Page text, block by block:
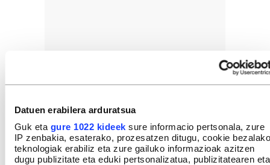
Datuen erabilera arduratsua
Guk eta gure 1022 kideek sure informacio pertsonala, zure
IP zenbakia, esaterako, prozesatzen ditugu, cookie bezalako
teknologiak erabiliz eta zure gailuko informazioak azitzen
dugu publizitate eta eduki pertsonalizatua, publizitatearen eta